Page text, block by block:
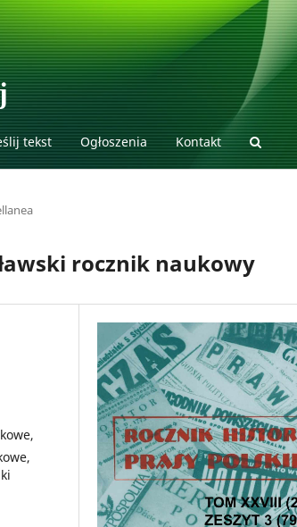
tekst Ogłoszenia Kontakt
rocznik naukowy